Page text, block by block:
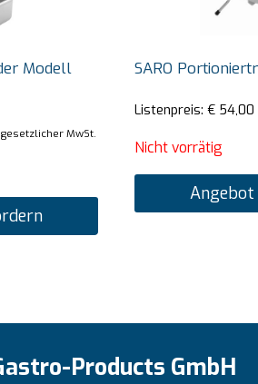
Modell
MwSt.
SARO
Listenpreis: € 54,00
Nicht vorrätig
Products GmbH